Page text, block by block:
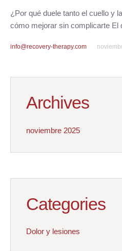
¿Por qué duele tanto el cuello y
cómo mejorar sin complicarte El
info@recovery-therapy.com
Archives
noviembre 2025
Categories
Dolor y lesiones